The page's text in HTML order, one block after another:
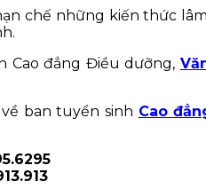
chế những kiến thức
Cao đẳng Điều dưỡng,
về ban tuyển sinh Cao